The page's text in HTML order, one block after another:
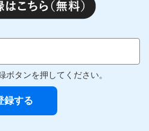
ボタンを押してください。